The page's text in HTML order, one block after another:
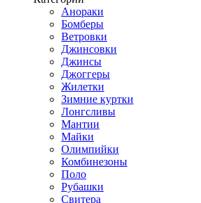
Анораки
Бомберы
Ветровки
Джинсовки
Джинсы
Джоггеры
Жилетки
Зимние куртки
Лонгсливы
Мантии
Майки
Олимпийки
Комбинезоны
Поло
Рубашки
Свитера